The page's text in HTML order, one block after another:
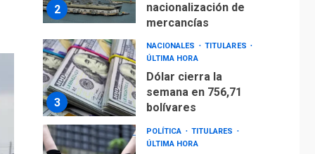
2
nacionalización de
mercancías
3
NACIONALES
TITULARES
ÚLTIMA HORA
Dólar cierra la
semana en 756,71
bolívares
POLÍTICA
TITULARES
ÚLTIMA HORA